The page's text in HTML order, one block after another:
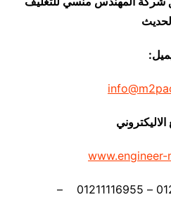
www.engineer-
موبايل: 01211116954 – 01211116955 –